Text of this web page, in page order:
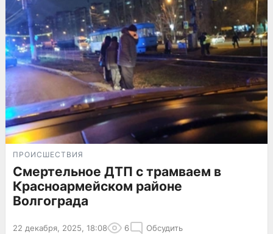
ПРОИСШЕСТВИЯ
Смертельное ДТП с трамваем в
Красноармейском районе
Волгограда
22 декабря, 2025, 18:08 6 Обсудить